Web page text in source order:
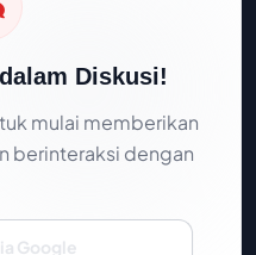
Diskusi!
mulai memberikan
berinteraksi dengan
Google